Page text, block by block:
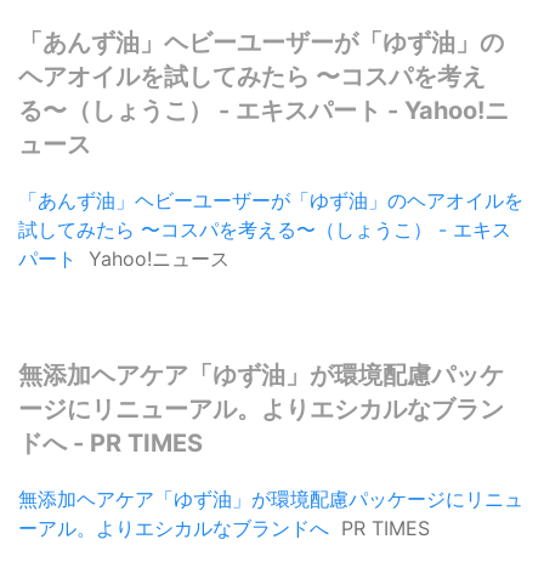
「あんず油」ヘビーユーザーが「ゆず油」の
ヘアオイルを試してみたら 〜コスパを考え
る〜（しょうこ） - エキスパート - Yahoo!ニ
ュース
「あんず油」ヘビーユーザーが「ゆず油」のヘアオイルを
試してみたら 〜コスパを考える〜（しょうこ） - エキス
パート
Yahoo!ニュース
無添加ヘアケア「ゆず油」が環境配慮パッケ
ージにリニューアル。よりエシカルなブラン
ドへ - PR TIMES
無添加ヘアケア「ゆず油」が環境配慮パッケージにリニュ
ーアル。よりエシカルなブランドへ PR TIMES